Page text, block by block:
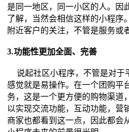
是同一地区，同一小区的人。因
了解，当然会相信这样的小程序
附近客户的关注，不管是服务或
3.功能性更加全面、完善
说起社区小程序，不管是对于
感觉就是易操作。在一个团购平
务，这是一个更方便的购物渠道
以实现交流功能，互动功能，营
商家也都看到这一点，因此都会